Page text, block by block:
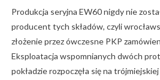
Produkcja seryjna EW60 nigdy nie
producent tych składów, czyli
złożenie przez ówczesne PKP
Eksploatacja wspomnianych dwóch
pokładzie rozpoczęła się na